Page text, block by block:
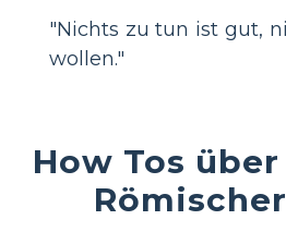
"Nichts zu tun ist gut,
wollen."
How Tos